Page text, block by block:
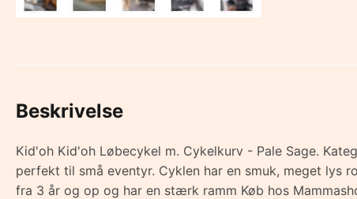
Beskrivelse
Kid'oh Kid'oh Løbecykel m. Cykelkurv - Pale Sage.
perfekt til små eventyr. Cyklen har en smuk, meget lys
fra 3 år og op og har en stærk ramm Køb hos